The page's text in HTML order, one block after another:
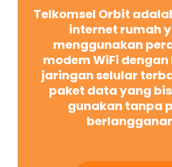
Telkomsel Orbit
internet rumah
menggunakan
modem WiFi
jaringan selular
paket data yang
gunakan tanpa